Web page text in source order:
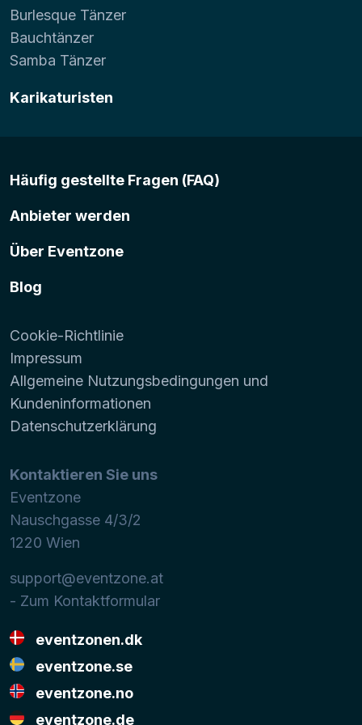
Burlesque Tänzer
Bauchtänzer
Samba Tänzer
Karikaturisten
Häufig gestellte Fragen (FAQ)
Anbieter werden
Über Eventzone
Blog
Cookie-Richtlinie
Impressum
Allgemeine Nutzungsbedingungen und
Kundeninformationen
Datenschutzerklärung
Kontaktieren Sie uns
Eventzone
Nauschgasse 4/3/2
1220 Wien
support@eventzone.at
- Zum Kontaktformular
eventzonen.dk
eventzone.se
eventzone.no
eventzone.de